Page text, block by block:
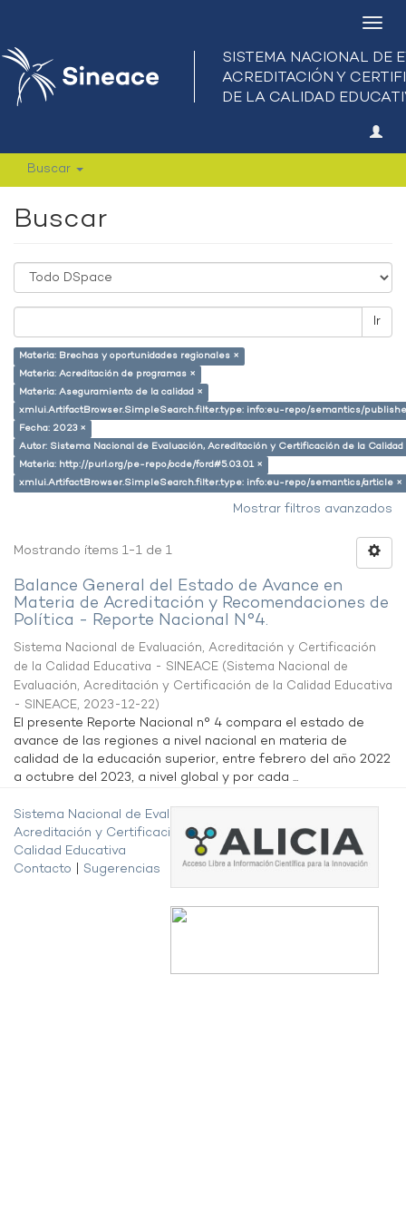
Buscar
Buscar
Ir
Materia: Brechas y oportunidades regionales ×
Materia: Acreditación de programas ×
Materia: Aseguramiento de la calidad ×
xmlui.ArtifactBrowser.SimpleSearch.filter.type: info:eu-repo/semantics/
Fecha: 2023 ×
Autor: Sistema Nacional de Evaluación, Acreditación y Certificación de la
Materia: http://purl.org/pe-repo/ocde/ford#5.03.01 ×
xmlui.ArtifactBrowser.SimpleSearch.filter.type: info:eu-repo/semantics/article ×
Mostrar filtros avanzados
Mostrando ítems 1-1 de 1
Balance General del Estado de Avance en
Materia de Acreditación y Recomendaciones de
Política - Reporte Nacional N°4.
Sistema Nacional de Evaluación, Acreditación y Certificación
de la Calidad Educativa - SINEACE (Sistema Nacional de
Evaluación, Acreditación y Certificación de la Calidad Educativa
- SINEACE, 2023-12-22)
El presente Reporte Nacional n° 4 compara el estado de
avance de las regiones a nivel nacional en materia de
calidad de la educación superior, entre febrero del año 2022
a octubre del 2023, a nivel global y por cada ...
Sistema Nacional de Evaluación,
Acreditación y Certificación de la
Calidad Educativa
Contacto
Sugerencias